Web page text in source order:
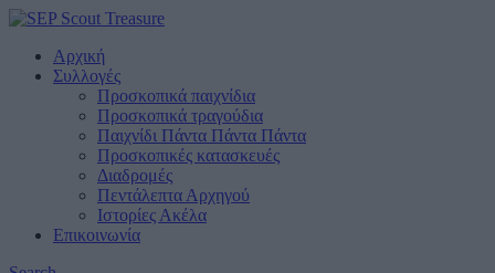
Αρχική
Συλλογές
Προσκοπικά παιχνίδια
Προσκοπικά τραγούδια
Παιχνίδι Πάντα Πάντα Πάντα
Προσκοπικές κατασκευές
Διαδρομές
Πεντάλεπτα Αρχηγού
Ιστορίες Ακέλα
Επικοινωνία